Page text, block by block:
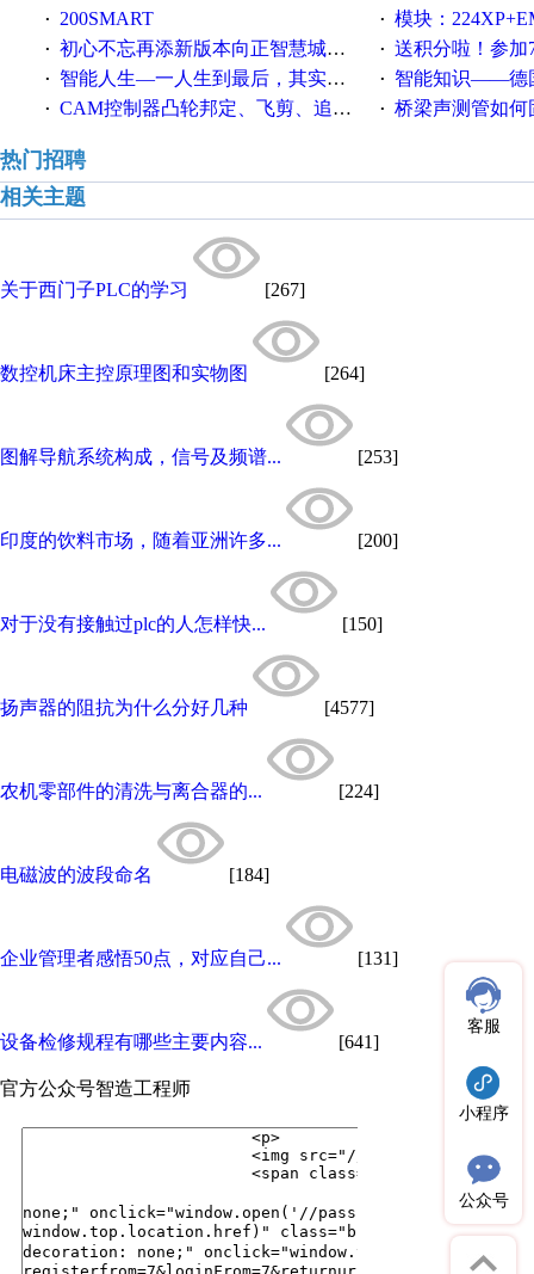
· 200SMART · 模块：
· 初心不忘再添新版本向正智慧城市云展厅3.0版亮相 · 送积分啦！参加7月6日
· 智能人生—一人生到最后，其实拼的都是人品 · 智能知识——德国工业崛起
· CAM控制器凸轮邦定、飞剪、追剪等C功能块 · 桥梁声测管如何固
热门招聘
相关主题
关于西门子PLC的学习 [267]
数控机床主控原理图和实物图 [264]
图解导航系统构成，信号及频谱... [253]
印度的饮料市场，随着亚洲许多... [200]
对于没有接触过plc的人怎样快... [150]
扬声器的阻抗为什么分好几种 [4577]
农机零部件的清洗与离合器的... [224]
电磁波的波段命名 [184]
企业管理者感悟50点，对应自己... [131]
设备检修规程有哪些主要内容... [641]
官方公众号智造工程师
客服
小程序
公众号